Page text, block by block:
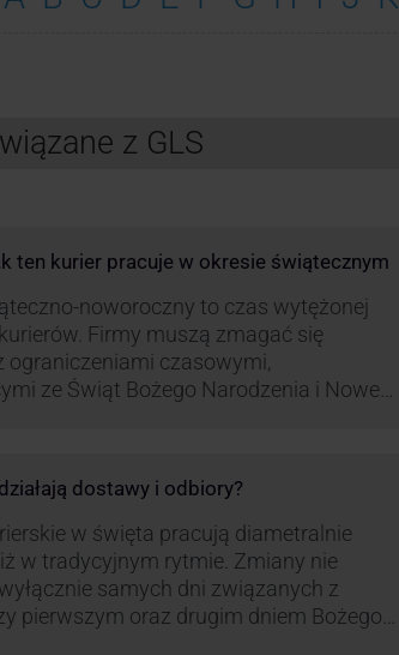
z GLS
ten kurier pracuje w okresie świątecznym
noworoczny to czas wytężonej
Firmy muszą zmagać się
ograniczeniami czasowymi,
ze Świąt Bożego Narodzenia i Nowego
świąteczny!
dostawy i odbiory?
w święta pracują diametralnie
w tradycyjnym rytmie. Zmiany nie
samych dni związanych z
pierwszym oraz drugim dniem Bożego